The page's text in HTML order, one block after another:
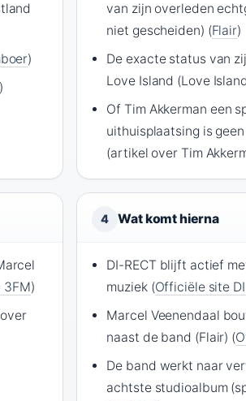
)
)
van zijn overleden
niet gescheiden) (Flair)
De exacte status van
Love Island (Love
Of Tim Akkerman een
uithuisplaatsing is
(artikel over Tim
3FM)
4 Wat komt hierna
DI-RECT blijft actief
muziek (Officiële site
Marcel Veenendaal
naast de band (Flair) (
De band werkt naar
achtste studioalbum